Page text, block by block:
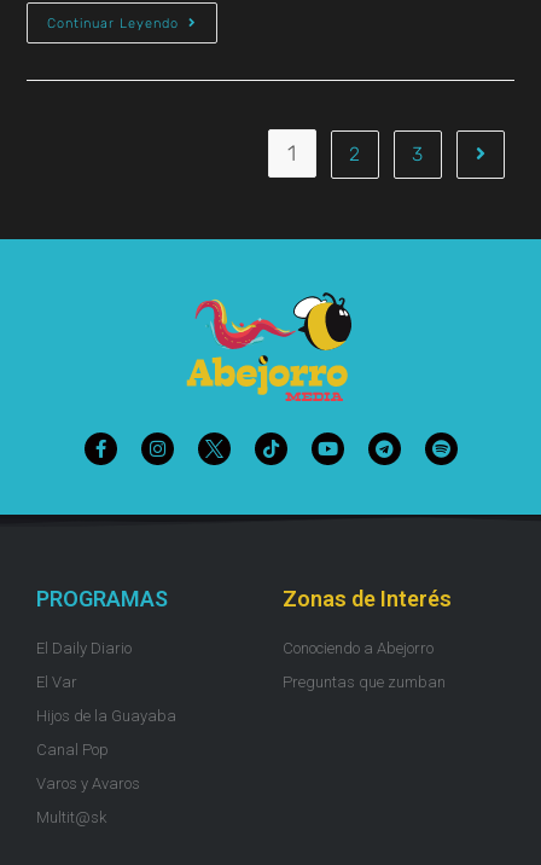
Continuar Leyendo
1 2 3
PROGRAMAS
El Daily Diario
El Var
Hijos de la Guayaba
Canal Pop
Varos y Avaros
Multit@sk
Zonas de Interés
Conociendo a Abejorro
Preguntas que zumban